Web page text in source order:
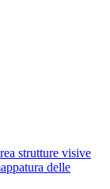
strutture visive
delle